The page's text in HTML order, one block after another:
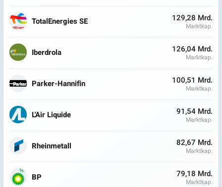
TotalEnergies SE 129,28 Mrd.
Marktkap.
Iberdrola 126,04 Mrd.
Marktkap.
Parker-Hannifin 100,51 Mrd.
Marktkap.
L'Air Liquide 91,54 Mrd.
Marktkap.
Rheinmetall 82,67 Mrd.
Marktkap.
BP 79,18 Mrd.
Marktkap.